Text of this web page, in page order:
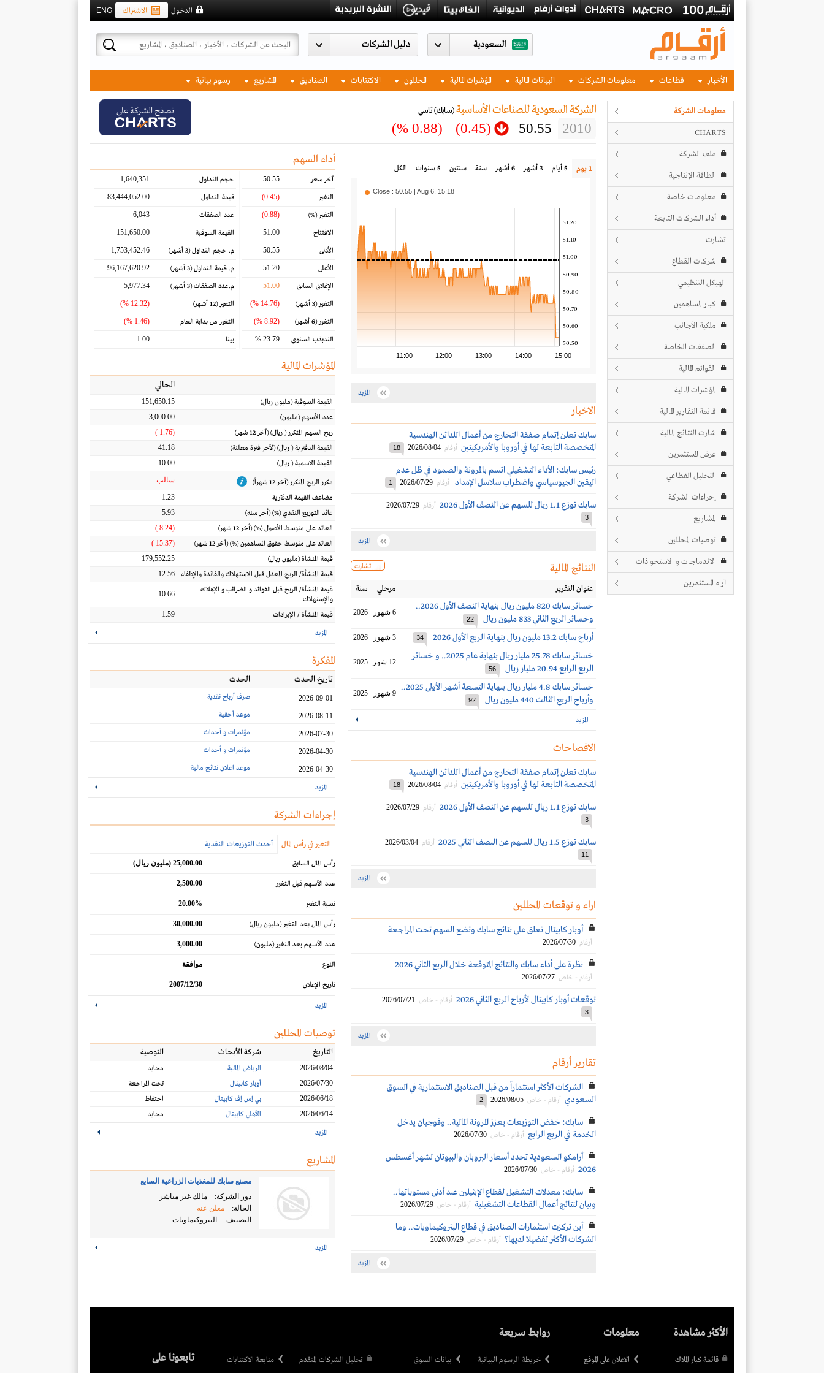
ENG الاشتراك الدخول
السعودية
الأخبار قطاعات معلومات الشركات البيانات المالية المؤشرات المالية المحللون الاكتتابات الصناديق المشاريع رسوم بيانية
معلومات الشركة
CHARTS
ملف الشركة
الطاقة الإنتاجية
معلومات خاصة
أداء الشركات التابعة
تشارت
شركات القطاع
الهيكل التنظيمي
كبار المساهمين
ملكية الأجانب
الصفقات الخاصة
القوائم المالية
المؤشرات المالية
قائمة التقارير المالية
شارت النتائج المالية
عرض المستثمرين
التحليل القطاعي
إجراءات الشركة
المشاريع
توصيات المحللين
الاندماجات و الاستحواذات
آراء المستثمرين
الشركة السعودية للصناعات الأساسية (سابك)تاسي
2010
50.55
(0.45)
(0.88 %)
تصفح الشركة على
1 يوم 5 أيام 3 أشهر 6 أشهر سنة سنتين 5 سنوات الكل
11:00 12:00 13:00 14:00 15:00
50.50
50.60
50.70
50.80
50.90
51.00
51.10
51.20
Close : 50.55 | Aug 6, 15:18
المزيد
الاخبار
سابك تعلن إتمام صفقة التخارج من أعمال اللدائن الهندسية
المتخصصة التابعة لها في أوروبا والأمريكيتين أرقام 2026/08/04
18
رئيس سابك: الأداء التشغيلي اتسم بالمرونة والصمود في ظل عدم
اليقين الجيوسياسي واضطراب سلاسل الإمداد
أرقام 2026/07/29
1
سابك توزع 1.1 ريال للسهم عن النصف الأول 2026 أرقام 2026/07/29
3
المزيد
تشارت النتائج المالية
عنوان التقرير مرحلي سنة
خسائر سابك 820 مليون ريال بنهاية النصف الأول 2026..
وخسائر الربع الثاني 833 مليون ريال
22
6 شهور 2026
أرباح سابك 13.2 مليون ريال بنهاية الربع الأول 2026 34 3 شهور 2026
خسائر سابك 25.78 مليار ريال بنهاية عام 2025.. و خسائر
الربع الرابع 20.94 مليار ريال
56
12 شهر 2025
خسائر سابك 4.8 مليار ريال بنهاية التسعة أشهر الأولى 2025..
وأرباح الربع الثالث 440 مليون ريال
92
9 شهور 2025
المزيد
الافصاحات
سابك تعلن إتمام صفقة التخارج من أعمال اللدائن الهندسية
المتخصصة التابعة لها في أوروبا والأمريكيتين أرقام 2026/08/04
18
سابك توزع 1.1 ريال للسهم عن النصف الأول 2026 أرقام 2026/07/29
3
سابك توزع 1.5 ريال للسهم عن النصف الثاني 2025 أرقام 2026/03/04
11
المزيد
اراء و توقعات المحللين
أوبار كابيتال تعلق على نتائج سابك وتضع السهم تحت المراجعة
أرقام 2026/07/30
نظرة على أداء سابك والنتائج المتوقعة خلال الربع الثاني 2026
أرقام - خاص 2026/07/27
توقعات أوبار كابيتال لأرباح الربع الثاني 2026 أرقام - خاص 2026/07/21
3
المزيد
تقارير أرقام
الشركات الأكثر استثماراً من قبل الصناديق الاستثمارية في السوق
السعودي أرقام - خاص 2026/08/05
2
سابك: خفض التوزيعات يعزز المرونة المالية.. وفوجيان يدخل
الخدمة في الربع الرابع أرقام - خاص 2026/07/30
أرامكو السعودية تحدد أسعار البروبان والبيوتان لشهر أغسطس
2026 أرقام - خاص 2026/07/30
سابك: معدلات التشغيل لقطاع الإيثيلين عند أدنى مستوياتها..
وبيان لنتائج أعمال القطاعات التشغيلية أرقام - خاص 2026/07/29
أين تركزت استثمارات الصناديق في قطاع البتروكيماويات.. وما
الشركات الأكثر تفضيلاً لديها؟ أرقام - خاص 2026/07/29
المزيد
أداء السهم
آخر سعر 50.55
التغير (0.45)
التغير(%)
(0.88)
الافتتاح 51.00
الأدنى 50.55
الأعلى 51.20
الإغلاق السابق 51.00
التغير(3 أشهر) (14.76 %)
التغير(6 أشهر) (8.92 %)
التذبذب السنوي 23.79 %
حجم التداول 1,640,351
قيمة التداول 83,444,052.00
عدد الصفقات 6,043
القيمة السوقية 151,650.00
م. حجم التداول(3 أشهر) 1,753,452.46
م. قيمة التداول(3 أشهر) 96,167,620.92
م.عدد الصفقات(3 أشهر) 5,977.34
التغير(12 أشهر) (12.32 %)
التغير من بداية العام (1.46 %)
بيتا 1.00
المؤشرات المالية
الحالي
القيمة السوقية(مليون ريال)
151,650.15
عدد الأسهم(مليون)
3,000.00
ربح السهم المتكرر( ريال) (آخر 12 شهر)
(1.76 )
القيمة الدفترية( ريال) (لأخر فترة معلنة)
41.18
القيمة الاسمية( ريال)
10.00
مكرر الربح المتكرر (آخر 12 شهراً) سالب
مضاعف القيمة الدفترية
1.23
عائد التوزيع النقدي(%) (أخر سنه)
5.93
العائد على متوسط الأصول(%) (أخر 12 شهر)
(8.24 )
العائد على متوسط حقوق المساهمين(%) (أخر 12 شهر)
(15.37 )
قيمة المنشاة(مليون ريال)
179,552.25
قيمة المنشأة/ الربح المعدل قبل الاستهلاك والفائدة والإطفاء
12.56
قيمة المنشأة/ الربح قبل الفوائد و الضرائب و الإهلاك
والإستهلاك
10.66
قيمة المنشأة / الإيرادات 1.59
المزيد
المفكرة
تاريخ الحدث الحدث
2026-09-01 صرف أرباح نقدية
2026-08-11 موعد أحقية
2026-07-30 مؤتمرات و أحداث
2026-04-30 مؤتمرات و أحداث
2026-04-30 موعد اعلان نتائج مالية
المزيد
إجراءات الشركة
التغير في رأس المال أحدث التوزيعات النقدية
رأس المال السابق 25,000.00 (مليون ريال)
عدد الأسهم قبل التغير 2,500.00
نسبة التغير 20.00%
رأس المال بعد التغير(مليون ريال) 30,000.00
عدد الأسهم بعد التغير(مليون) 3,000.00
النوع موافقة
تاريخ الإعلان 2007/12/30
المزيد
توصيات المحللين
التاريخ شركة الأبحاث التوصية
2026/08/04 الرياض المالية
محايد
2026/07/30
أوبار كابيتال
تحت المراجعة
2026/06/18
بي إس إف كابيتال
احتفاظ
2026/06/14
الأهلي كابيتال محايد
المزيد
المشاريع
مصنع سابك للمغذيات الزراعية السابع
دور الشركة:
مالك غير مباشر
الحالة:
معلن عنه
التصنيف:
البتروكيماويات
المزيد
الأكثر مشاهدة
قائمة كبار الملاك
معلومات
الاعلان على الموقع
روابط سريعة
خريطة الرسوم البيانية بيانات السوق تحليل الشركات المتقدم متابعة الاكتتابات تابعونا على